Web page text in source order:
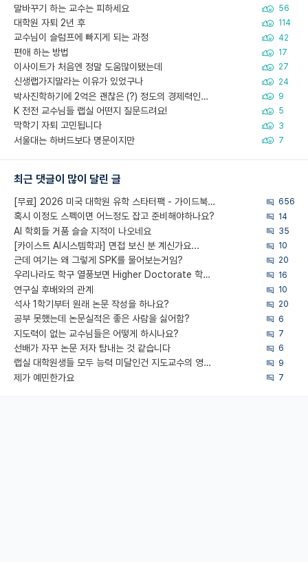
말바꾸기 하는 교수는 피하세요 56
대학원 자퇴 2년 후 114
교수님이 슬럼프에 빠지게 되는 과정 42
편애 하는 방법 17
이사이트가 처음엔 정말 도움많이됐는데 27
신생랩가지말라는 이유가 있었구나 24
박사진학하기에 2억은 괜찮은 (?) 정도의 경제력인가요 9
K 전전 교수님들 랩실 어떤지 질문드려요! 5
막학기 자퇴 고민됩니다 3
서울대는 하버드보다 명문이지만 7
최근 댓글이 많이 달린 글
[무료] 2026 미국 대학원 유학 스타터팩 - 가이드북 & 합격자 컨택메일 템플릿 656
혹시 이정도 스펙이면 어느정도 잡고 준비해야하나요? 14
AI 학회들 거품 슬슬 지적이 나오네요 35
[카이스트 AI시스템학과] 면접 보신 분 계신가요... 10
근데 여기는 왜 그렇게 SPK를 물어보는거임? 20
우리나라도 학구 열풍보면 Higher Doctorate 학위가 필요하다고 봅니다. 16
연구실 후배와의 관계 10
석사 1학기부터 원래 논문 작성을 하나요? 20
공부 못했는데 논문실적은 좋은 사람을 싫어함? 6
지도력이 없는 교수님들은 어떻게 하시나요? 7
선배가 자꾸 논문 저자 탐내는 것 같습니다 6
랩실 대학원생들 모두 능력 미달인건 지도교수의 영향 아닌가? 9
제가 예민한가요 7